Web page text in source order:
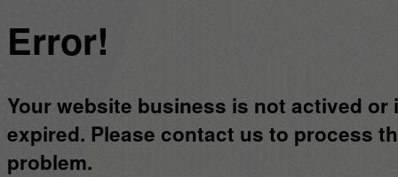
Error!
Your website business is not actived or
expired. Please contact us to process
problem.